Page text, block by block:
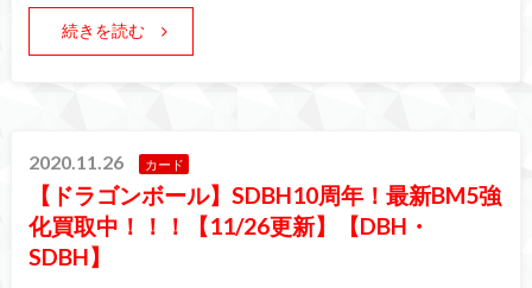
続きを読む
2020.11.26 カード
【ドラゴンボール】SDBH10周年！最新BM5強
化買取中！！！【11/26更新】【DBH・
SDBH】